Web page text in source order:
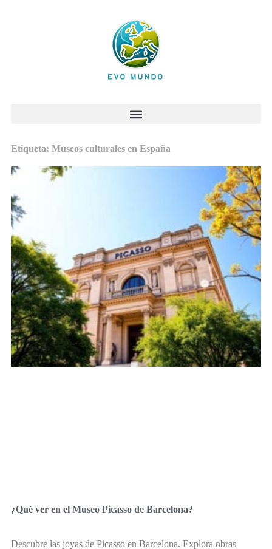
Etiqueta: Museos culturales en España
¿Qué ver en el Museo Picasso de Barcelona?
Descubre las joyas de Picasso en Barcelona. Explora obras